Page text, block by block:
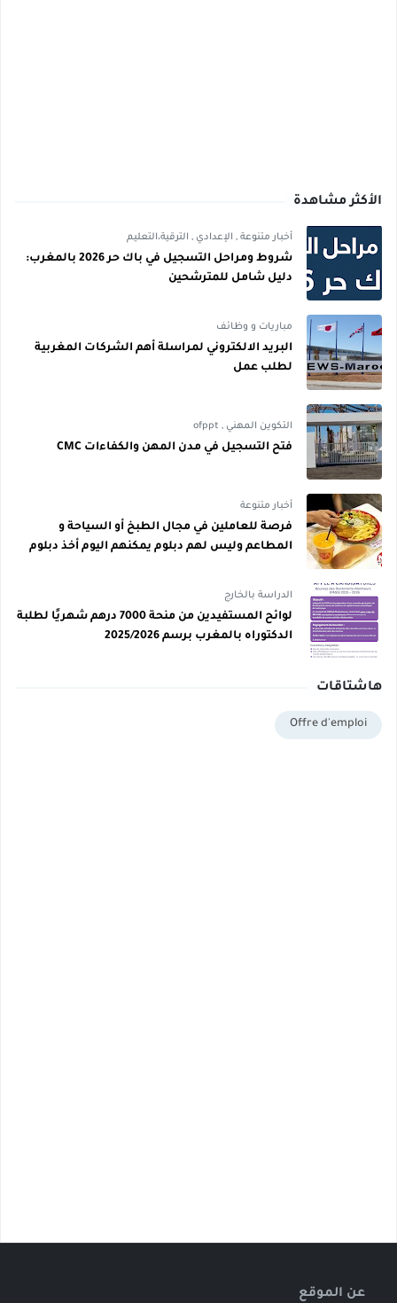
مشاهدة
أخبار متنوعة ,الإعدادي,الترقية،التعليم
شروط ومراحل التسجيل في باك حر 2026 بالمغرب:
دليل شامل للمترشحين
مباريات و وظائف
البريد الالكتروني لمراسلة أهم الشركات المغربية
لطلب عمل
التكوين المهني ,
ofppt
فتح التسجيل في مدن المهن والكفاءات CMC
أخبار متنوعة
فرصة للعاملين في مجال الطبخ أو السياحة و
المطاعم وليس لهم دبلوم يمكنهم اليوم أخذ دبلوم
مجاني
الدراسة بالخارج
لوائح المستفيدين من منحة 7000 درهم شهريًا لطلبة
الدكتوراه بالمغرب برسم 2025/2026
Offre
الموقع